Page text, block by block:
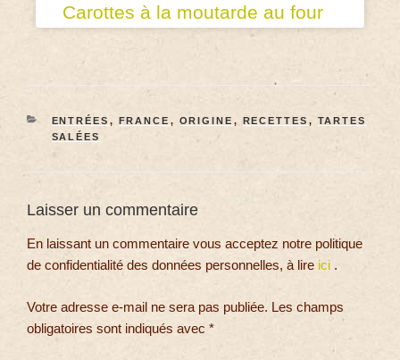
Carottes à la moutarde au four
ENTRÉES , FRANCE , ORIGINE , RECETTES , TARTES
SALÉES
Laisser un commentaire
En laissant un commentaire vous acceptez notre politique
de confidentialité des données personnelles, à lire ici .
Votre adresse e-mail ne sera pas publiée. Les champs
obligatoires sont indiqués avec *